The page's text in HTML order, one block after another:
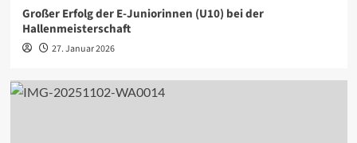
Großer Erfolg der E-Juniorinnen (U10) bei der
Hallenmeisterschaft
27. Januar 2026